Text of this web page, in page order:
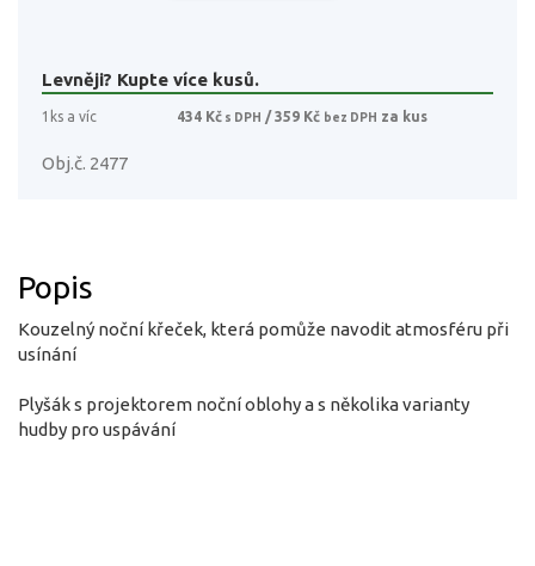
Levněji? Kupte více kusů.
1ks a víc 434 Kč s DPH / 359 Kč bez DPH za kus
Obj.č. 2477
Popis
Kouzelný noční křeček, která pomůže navodit atmosféru při
usínání
Plyšák s projektorem noční oblohy a s několika varianty
hudby pro uspávání